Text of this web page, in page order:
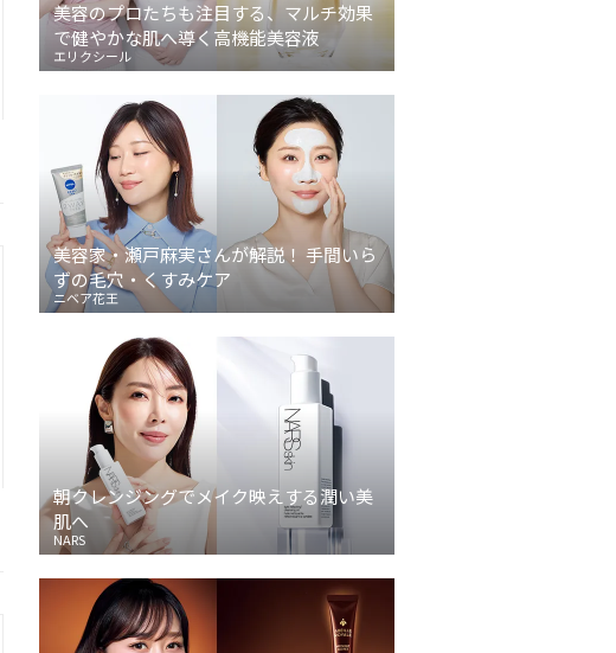
美容のプロたちも注目する、マルチ効果
で健やかな肌へ導く高機能美容液
エリクシール
美容家・瀬戸麻実さんが解説！ 手間いら
ずの毛穴・くすみケア
ニベア花王
朝クレンジングでメイク映えする潤い美
肌へ
NARS